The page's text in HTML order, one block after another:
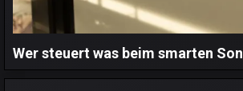
Wer steuert was beim smarten